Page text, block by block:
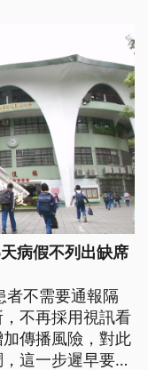
病假不列出缺席
者不需要通報隔
不再採用視訊看
傳播風險，對此
這一步遲早要